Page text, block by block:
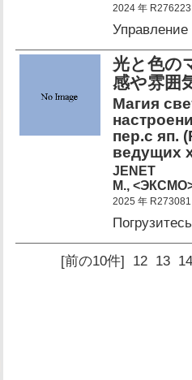
2024 年 R276223
光と色の
感や雰囲
Магия
пер.с яп.
ведущих
JENET
М.,
2025 年 R273081
[前の10件] 12 13 14